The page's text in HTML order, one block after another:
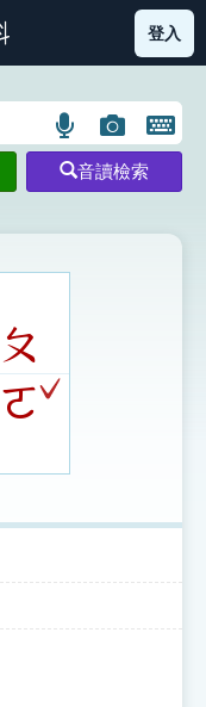
部首索引表圖示
登入
語
言
搜
示
圖
片
搜
開
鍵
圖
音讀檢索
ㄆ
ㄛ ˇ